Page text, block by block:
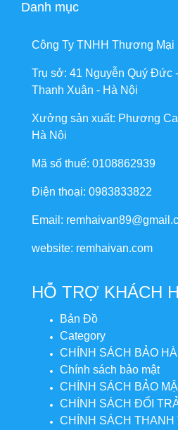
Danh mục
Công Ty TNHH Thương Mại
Trụ sở: 41 Nguyễn Quý Đức
Thanh Xuân - Hà Nội
Xưởng sản xuất: Phương
Hà Nội
Mã số thuế: 0108862939
Điện thoại: 0983833822
Email:
website: remhaivan.com
HỖ TRỢ KHÁCH
Bản Đồ
Category
CHÍNH SÁCH BẢO
Chính sách bảo mật
CHÍNH SÁCH BẢO
CHÍNH SÁCH ĐỔI
CHÍNH SÁCH THANH